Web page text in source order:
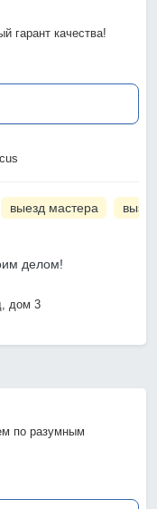
гарант качества!
выезд мастера
делом!
дом 3
по разумным